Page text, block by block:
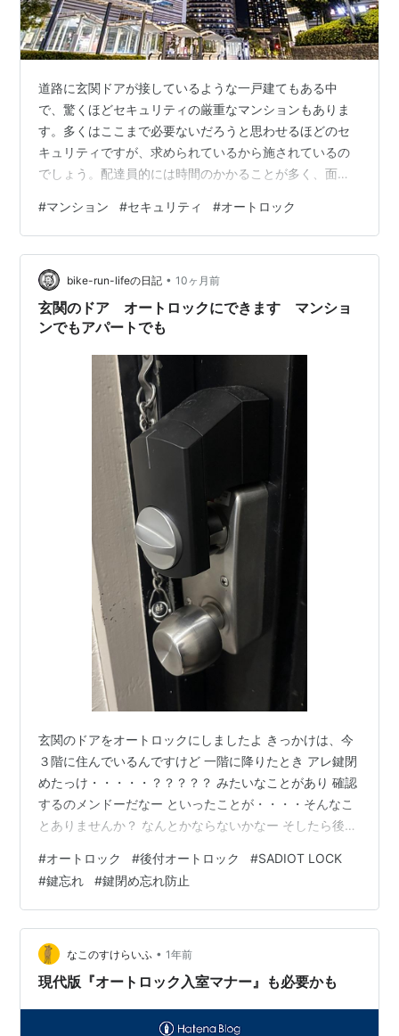
道路に玄関ドアが接しているような一戸建てもある中
で、驚くほどセキュリティの厳重なマンションもありま
す。多くはここまで必要ないだろうと思わせるほどのセ
キュリティですが、求められているから施されているの
でしょう。配達員的には時間のかかることが多く、面倒
ンションの配達をご紹介しましょう。 入館手続き 大型の
マンションだと、不審者をマンション内に侵入させない
ように、入館手続きが必要な場合があります。エントラ
ンスを入った受付で行われることもあれば、別の場所に
ある防災センターで行われることもあります。氏名・会
社名・電話番号・入館時刻・訪問目的・訪問先部屋番…
#マンション #セキュリティ #オートロック
bike-run-lifeの日記 • 10ヶ月前
玄関のドア オートロックにできます マンショ
ンでもアパートでも
玄関のドアをオートロックにしましたよ きっかけは、今
３階に住んでいるんですけど 一階に降りたとき アレ鍵閉
めたっけ・・・・・？？？？？ みたいなことがあり 確認
するのメンドーだなー といったことが・・・・そんなこ
とありませんか？ なんとかならないかなー そしたら後付
くさん種類がありどれにしようか悩んだあげく これにし
ました SADIOT LOCK 鍵を作っていた会社の製品とうこ
とで選びましたよ 取り付けはセットで入っている両面テ
ープで簡単に取り付けできます ２年間使っていますがト
ラブルは今のところ発生していません これがＨＵＢです
スマホにア…
#オートロック #後付オートロック #SADIOT LOCK
#鍵忘れ #鍵閉め忘れ防止
なこのすけらいふ • 1年前
現代版『オートロック入室マナー』も必要かも